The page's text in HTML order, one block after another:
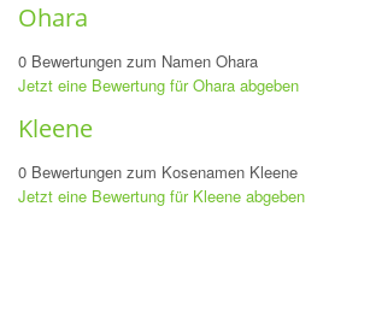
Ohara
0 Bewertungen zum Namen Ohara
Jetzt eine Bewertung für Ohara abgeben
Kleene
0 Bewertungen zum Kosenamen Kleene
Jetzt eine Bewertung für Kleene abgeben